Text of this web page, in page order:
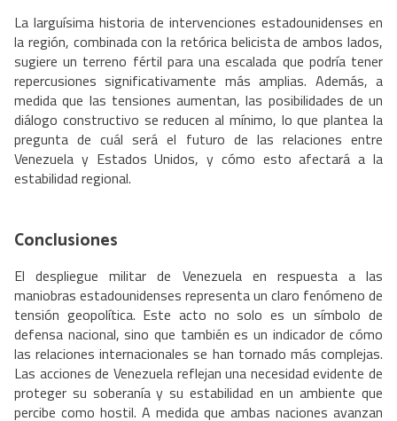
La larguísima historia de intervenciones estadounidenses en
la región, combinada con la retórica belicista de ambos lados,
sugiere un terreno fértil para una escalada que podría tener
repercusiones significativamente más amplias. Además, a
medida que las tensiones aumentan, las posibilidades de un
diálogo constructivo se reducen al mínimo, lo que plantea la
pregunta de cuál será el futuro de las relaciones entre
Venezuela y Estados Unidos, y cómo esto afectará a la
estabilidad regional.
Conclusiones
El despliegue militar de Venezuela en respuesta a las
maniobras estadounidenses representa un claro fenómeno de
tensión geopolítica. Este acto no solo es un símbolo de
defensa nacional, sino que también es un indicador de cómo
las relaciones internacionales se han tornado más complejas.
Las acciones de Venezuela reflejan una necesidad evidente de
proteger su soberanía y su estabilidad en un ambiente que
percibe como hostil. A medida que ambas naciones avanzan